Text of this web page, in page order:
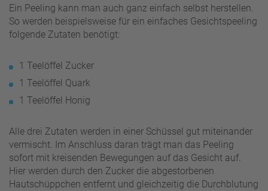
Ein Peeling kann man auch ganz einfach selbst herstellen.
So werden beispielsweise für ein einfaches Gesichtspeeling
folgende Zutaten benötigt:
1 Teelöffel Zucker
1 Teelöffel Quark
1 Teelöffel Honig
Alle drei Zutaten werden in einer Schüssel gut miteinander
vermischt. Im Anschluss daran trägt man das Peeling
sofort mit kreisenden Bewegungen auf das Gesicht auf.
Hier werden durch den Zucker die abgestorbenen
Hautschüppchen entfernt und gleichzeitig die Durchblutung